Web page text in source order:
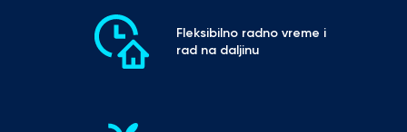
Fleksibilno radno vreme i
rad na daljinu